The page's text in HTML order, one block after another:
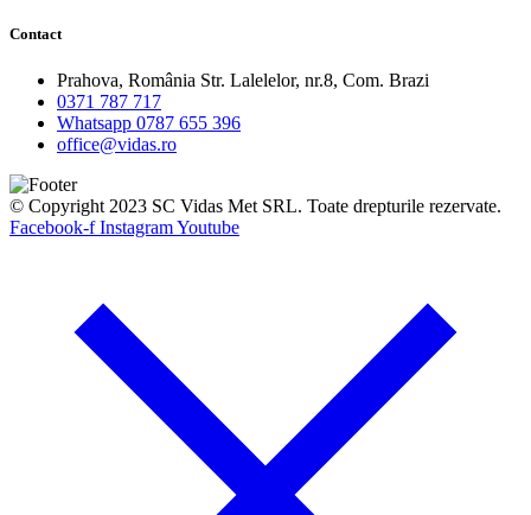
Contact
Prahova, România Str. Lalelelor, nr.8, Com. Brazi
0371 787 717
Whatsapp 0787 655 396
office@vidas.ro
© Copyright 2023 SC Vidas Met SRL. Toate drepturile rezervate.
Facebook-f InstagramYoutube